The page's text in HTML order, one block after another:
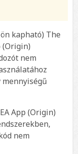
kapható) The
(Origin)
nem
App (Origin)
nem